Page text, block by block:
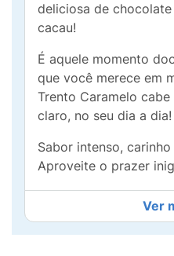
deliciosa de
cacau!
É aquele momento
que você merece em
Trento Caramelo
claro, no seu dia a dia!
Sabor intenso,
Aproveite o prazer
Ver